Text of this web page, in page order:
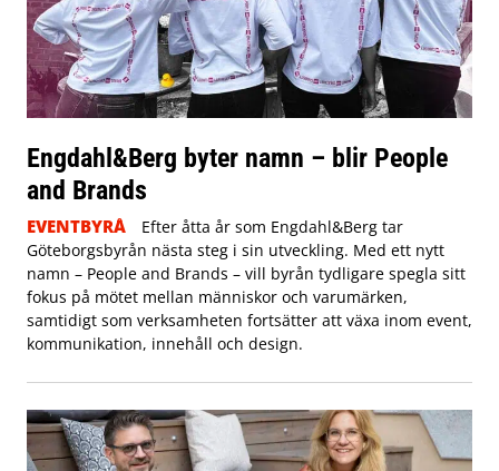
Engdahl&Berg byter namn – blir People
and Brands
EVENTBYRÅ
Efter åtta år som Engdahl&Berg tar
Göteborgsbyrån nästa steg i sin utveckling. Med ett nytt
namn – People and Brands – vill byrån tydligare spegla sitt
fokus på mötet mellan människor och varumärken,
samtidigt som verksamheten fortsätter att växa inom event,
kommunikation, innehåll och design.